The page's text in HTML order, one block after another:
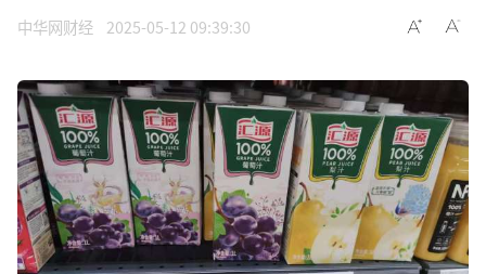
中华网财经 2025-05-12 09:39:30